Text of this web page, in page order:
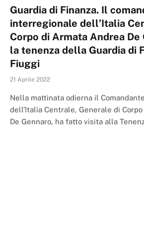
Guardia di Finanza. Il
interregionale dell’Italia
Corpo di Armata Andrea De
la tenenza della Guardia di
Fiuggi
21 Aprile 2022
Nella mattinata odierna il
dell’Italia Centrale, Generale di Corpo
De Gennaro, ha fatto visita alla